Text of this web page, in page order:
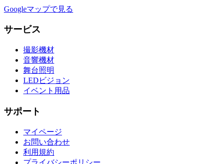
Googleマップで見る
サービス
撮影機材
音響機材
舞台照明
LEDビジョン
イベント用品
サポート
マイページ
お問い合わせ
利用規約
プライバシーポリシー